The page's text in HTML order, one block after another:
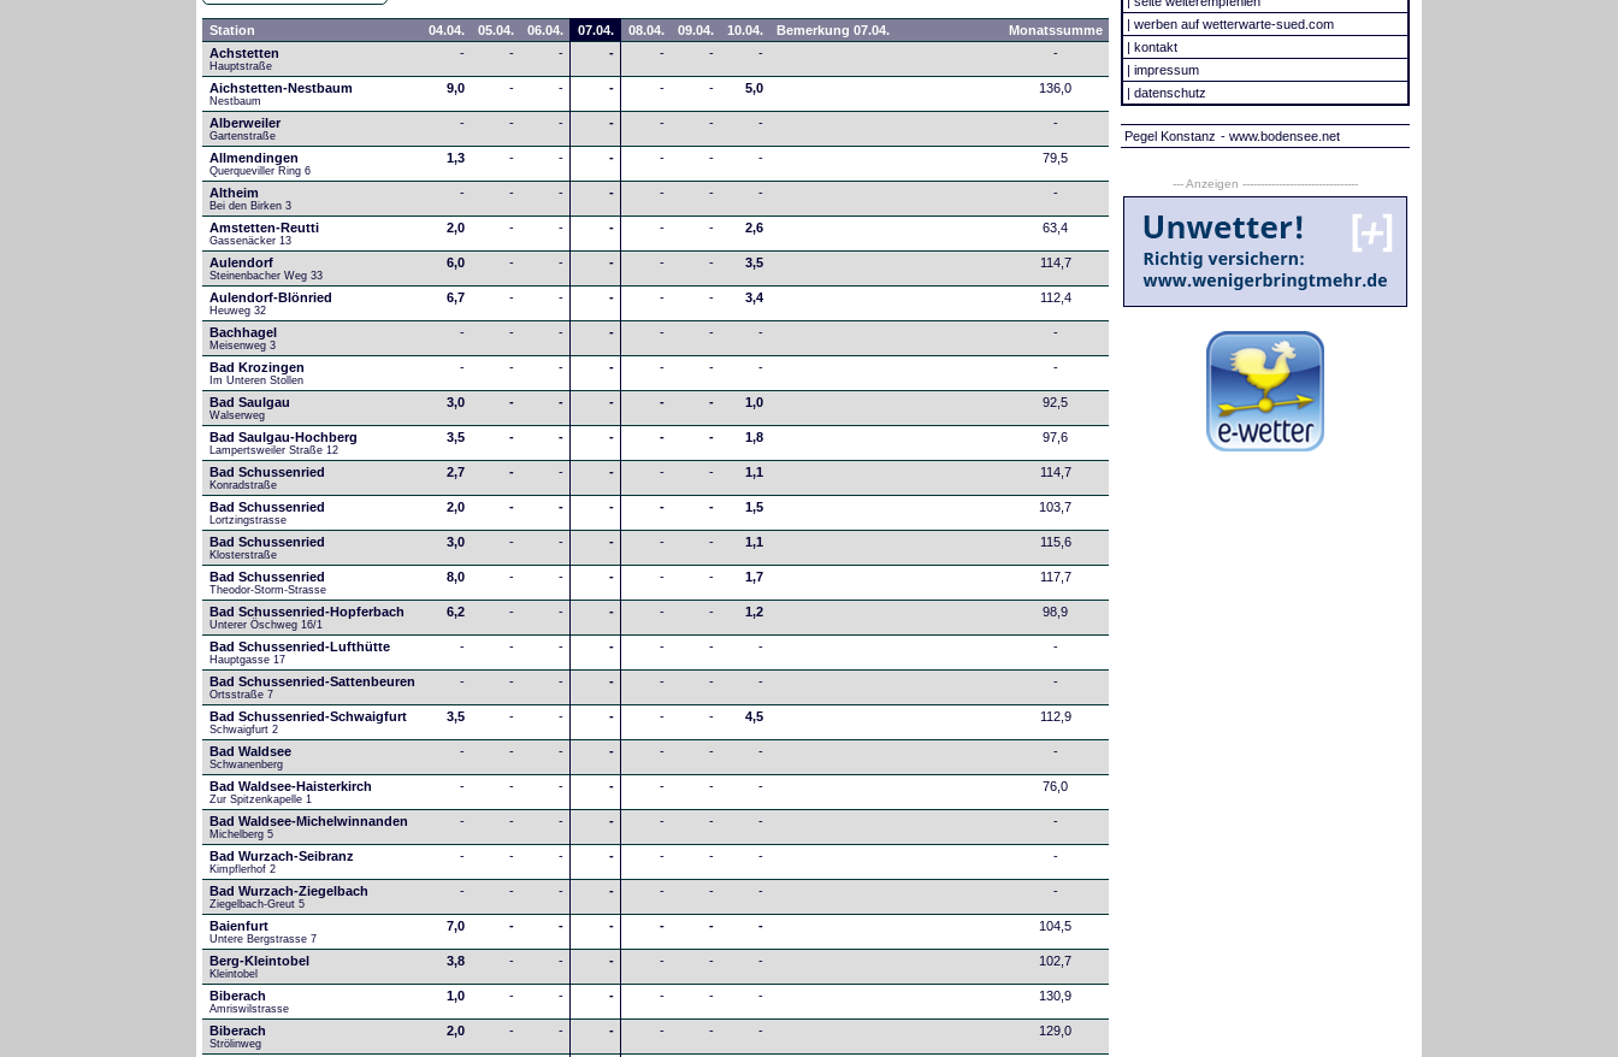
Station 04.04. 05.04. 06.04. 07.04. 08.04. 09.04. 10.04. Bemerkung 07.04.
Monatssumme
Achstetten
Hauptstraße
- - - - - - - -
Aichstetten-Nestbaum
Nestbaum
9,0 - - - - - 5,0 136,0
Alberweiler
Gartenstraße
- - - - - - - -
Allmendingen
Querqueviller Ring 6
1,3 - - - - - - 79,5
Altheim
Bei den Birken 3
- - - - - - - -
Amstetten-Reutti
Gassenäcker 13
2,0 - - - - - 2,6 63,4
Aulendorf
Steinenbacher Weg 33
6,0 - - - - - 3,5 114,7
Aulendorf-Blönried
Heuweg 32
6,7 - - - - - 3,4 112,4
Bachhagel
Meisenweg 3
- - - - - - - -
Bad Krozingen
Im Unteren Stollen
- - - - - - - -
Bad Saulgau
Walserweg
3,0 - - - - - 1,0 92,5
Bad Saulgau-Hochberg
Lampertsweiler Straße 12
3,5 - - - - - 1,8 97,6
Bad Schussenried
Konradstraße
2,7 - - - - - 1,1 114,7
Bad Schussenried
Lortzingstrasse
2,0 - - - - - 1,5 103,7
Bad Schussenried
Klosterstraße
3,0 - - - - - 1,1 115,6
Bad Schussenried
Theodor-Storm-Strasse
8,0 - - - - - 1,7 117,7
Bad Schussenried-Hopferbach
Unterer Öschweg 16/1
6,2 - - - - - 1,2 98,9
Bad Schussenried-Lufthütte
Hauptgasse 17
- - - - - - - -
Bad Schussenried-Sattenbeuren
Ortsstraße 7
- - - - - - - -
Bad Schussenried-Schwaigfurt
Schwaigfurt 2
3,5 - - - - - 4,5 112,9
Bad Waldsee
Schwanenberg
- - - - - - - -
Bad Waldsee-Haisterkirch
Zur Spitzenkapelle 1
- - - - - - - 76,0
Bad Waldsee-Michelwinnanden
Michelberg 5
- - - - - - - -
Bad Wurzach-Seibranz
Kimpflerhof 2
- - - - - - - -
Bad Wurzach-Ziegelbach
Ziegelbach-Greut 5
- - - - - - - -
Baienfurt
Untere Bergstrasse 7
7,0 - - - - - - 104,5
Berg-Kleintobel
Kleintobel
3,8 - - - - - - 102,7
Biberach
Amriswilstrasse
1,0 - - - - - - 130,9
Biberach
Strölinweg
2,0 - - - - - - 129,0
| werben auf wetterwarte-sued.com
| kontakt
| impressum
| datenschutz
Pegel Konstanz - www.bodensee.net
--- Anzeigen --------------------------------